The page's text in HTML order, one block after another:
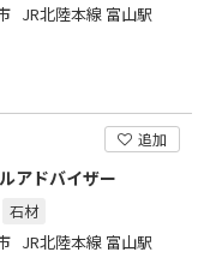
JR北陸本線 富山駅
追加
アドバイザー
石材
JR北陸本線 富山駅